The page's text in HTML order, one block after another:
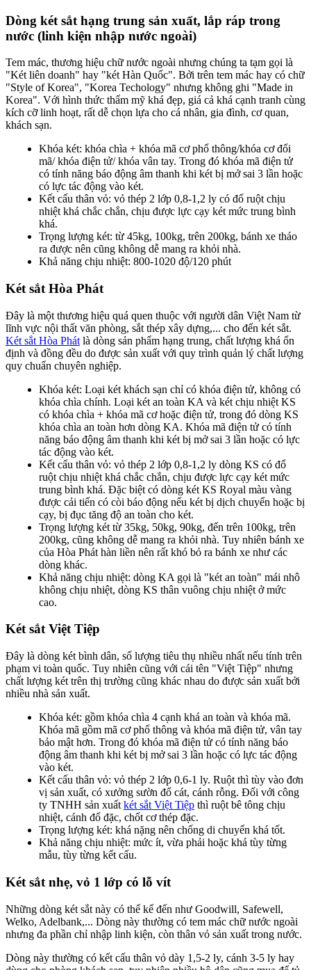
Dòng két sắt hạng trung sản xuất, lắp ráp trong
nước (linh kiện nhập nước ngoài)
Tem mác, thương hiệu chữ nước ngoài nhưng chúng ta tạm gọi là
"Két liên doanh" hay "két Hàn Quốc". Bởi trên tem mác hay có chữ
"Style of Korea", "Korea Techology" nhưng không ghi "Made in
Korea". Với hình thức thẩm mỹ khá đẹp, giá cả khá cạnh tranh cùng
kích cỡ linh hoạt, rất dễ chọn lựa cho cá nhân, gia đình, cơ quan,
khách sạn.
Khóa két: khóa chìa + khóa mã cơ phổ thông/khóa cơ đổi
mã/ khóa điện tử/ khóa vân tay. Trong đó khóa mã điện tử
có tính năng báo động âm thanh khi két bị mở sai 3 lần hoặc
có lực tác động vào két.
Kết cấu thân vỏ: vỏ thép 2 lớp 0,8-1,2 ly có đổ ruột chịu
nhiệt khá chắc chắn, chịu được lực cạy két mức trung bình
khá.
Trọng lượng két: từ 45kg, 100kg, trên 200kg, bánh xe tháo
ra được nên cũng không dễ mang ra khỏi nhà.
Khả năng chịu nhiệt: 800-1020 độ/120 phút
Két sắt Hòa Phát
Đây là một thương hiệu quá quen thuộc với người dân Việt Nam từ
lĩnh vực nội thất văn phòng, sắt thép xây dựng,... cho đến két sắt.
Két sắt Hòa Phát là dòng sản phẩm hạng trung, chất lượng khá ổn
định và đồng đều do được sản xuất với quy trình quản lý chất lượng
quy chuẩn chuyên nghiệp.
Khóa két: Loại két khách sạn chỉ có khóa điện tử, không có
khóa chìa chính. Loại két an toàn KA và két chịu nhiệt KS
có khóa chìa + khóa mã cơ hoặc điện tử, trong đó dòng KS
khóa chìa an toàn hơn dòng KA. Khóa mã điện tử có tính
năng báo động âm thanh khi két bị mở sai 3 lần hoặc có lực
tác động vào két.
Kết cấu thân vỏ: vỏ thép 2 lớp 0,8-1,2 ly dòng KS có đổ
ruột chịu nhiệt khá chắc chắn, chịu được lực cạy két mức
trung bình khá. Đặc biệt có dòng két KS Royal màu vàng
được cải tiến có còi báo động nếu két bị dịch chuyển hoặc bị
cạy, bị đục tăng độ an toàn cho két.
Trọng lượng két từ 35kg, 50kg, 90kg, đến trên 100kg, trên
200kg, cũng không dễ mang ra khỏi nhà. Tuy nhiên bánh xe
của Hòa Phát hàn liền nên rất khó bỏ ra bánh xe như các
dòng khác.
Khả năng chịu nhiệt: dòng KA gọi là "két an toàn" mái nhô
không chịu nhiệt, dòng KS thân vuông chịu nhiệt ở mức
cao.
Két sắt Việt Tiệp
Đây là dòng két bình dân, số lượng tiêu thụ nhiều nhất nếu tính trên
phạm vi toàn quốc. Tuy nhiên cũng với cái tên "Việt Tiệp" nhưng
chất lượng két trên thị trường cũng khác nhau do được sản xuất bởi
nhiều nhà sản xuất.
Khóa két: gồm khóa chìa 4 cạnh khá an toàn và khóa mã.
Khóa mã gồm mã cơ phổ thông và khóa mã điện tử, vân tay
bảo mật hơn. Trong đó khóa mã điện tử có tính năng báo
động âm thanh khi két bị mở sai 3 lần hoặc có lực tác động
vào két.
Kết cấu thân vỏ: vỏ thép 2 lớp 0,6-1 ly. Ruột thì tùy vào đơn
vị sản xuất, có xưởng sườn đổ cát, cánh rỗng. Đối với công
ty TNHH sản xuất két sắt Việt Tiệp thì ruột bê tông chịu
nhiệt, cánh đổ đặc, chốt cơ thép đặc.
Trọng lượng két: khá nặng nên chống di chuyển khá tốt.
Khả năng chịu nhiệt: mức ít, vừa phải hoặc khá tùy từng
mẫu, tùy từng kết cấu.
Két sắt nhẹ, vỏ 1 lớp có lỗ vít
Những dòng két sắt này có thể kể đến như Goodwill, Safewell,
Welko, Adelbank,... Dòng này thường có tem mác chữ nước ngoài
nhưng đa phần chỉ nhập linh kiện, còn thân vỏ sản xuất trong nước.
Dòng này thường có kết cấu thân vỏ dày 1,5-2 ly, cánh 3-5 ly hay